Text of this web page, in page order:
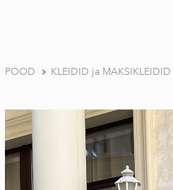
POOD KLEIDID ja MAKSIKLEIDID